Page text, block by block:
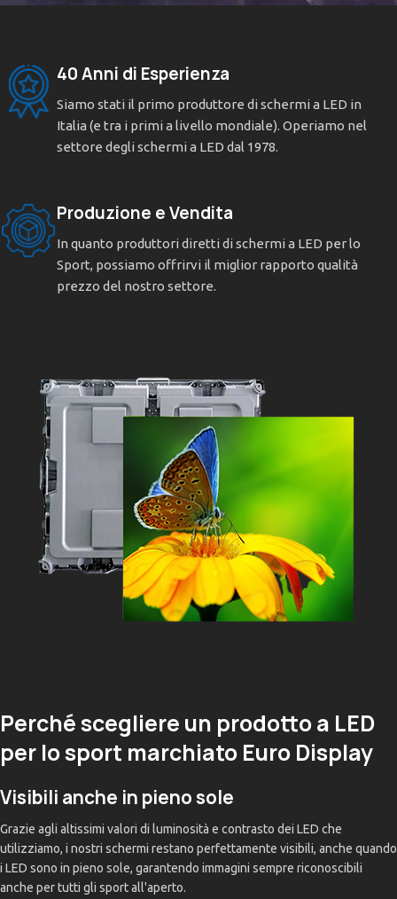
40 Anni di Esperienza
Siamo stati il primo produttore di schermi a LED in
Italia (e tra i primi a livello mondiale). Operiamo nel
settore degli schermi a LED dal 1978.
Produzione e Vendita
In quanto produttori diretti di schermi a LED per lo
Sport, possiamo offrirvi il miglior rapporto qualità
prezzo del nostro settore.
Perché scegliere un prodotto a LED
per lo sport marchiato Euro Display
Visibili anche in pieno sole
Grazie agli altissimi valori di luminosità e contrasto dei LED che
utilizziamo, i nostri schermi restano perfettamente visibili, anche quando
i LED sono in pieno sole, garantendo immagini sempre riconoscibili
anche per tutti gli sport all'aperto.